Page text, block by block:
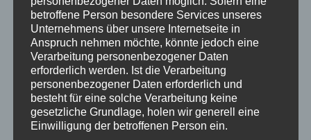
Telefonisch unter 0463 319880 oder per e-mail:
volkskino@aon.at).
DerEintritt ist frei! Keine vorzeitige Kartenausgabe!
Abholung von reservierten Karten am jeweiligen
betroffene Person besondere Services unseres
Unternehmens über unsere Internetseite in
Anspruch nehmen möchte, könnte jedoch eine
Verarbeitung personenbezogener Daten
erforderlich werden. Ist die Verarbeitung
personenbezogener Daten erforderlich und
besteht für eine solche Verarbeitung keine
gesetzliche Grundlage, holen wir generell eine
Einwilligung der betroffenen Person ein.